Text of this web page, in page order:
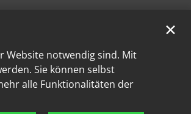
Website notwendig sind. Mit
Sie können selbst
alle Funktionalitäten der
✕